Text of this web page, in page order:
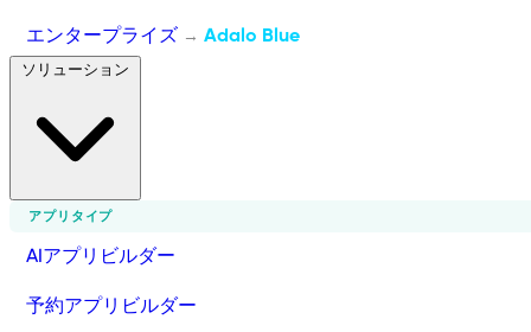
エンタープライズ → Adalo Blue
アプリタイプ
AIアプリビルダー
予約アプリビルダー